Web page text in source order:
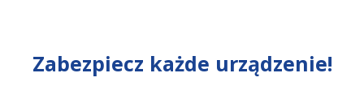
Zabezpiecz każde urządzenie!